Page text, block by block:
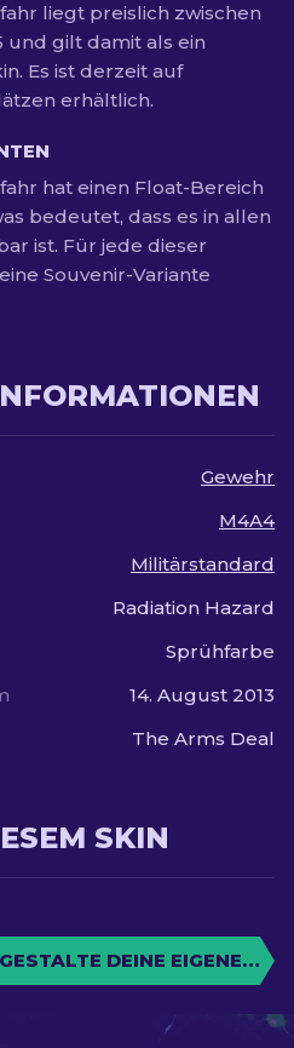
liegt preislich zwischen
und gilt damit als ein
Es ist derzeit auf
erhältlich.
hat einen Float-Bereich
bedeutet, dass es in allen
ist. Für jede dieser
Souvenir-Variante
Gewehr
M4A4
Militärstandard
Radiation Hazard
Sprühfarbe
14. August 2013
The Arms Deal
SKIN
GESTALTE DEINE EIGENE KISTE